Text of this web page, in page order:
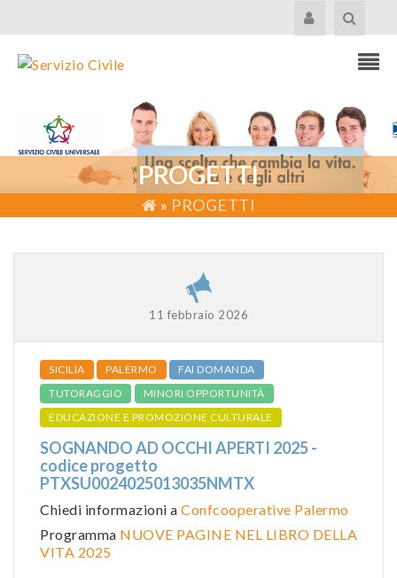
PROGETTI
» PROGETTI
11 febbraio 2026
SICILIA PALERMO
FAI DOMANDA
TUTORAGGIO
MINORI OPPORTUNITÀ
EDUCAZIONE E PROMOZIONE CULTURALE
SOGNANDO AD OCCHI APERTI 2025 -
codice progetto
PTXSU0024025013035NMTX
Chiedi informazioni a Confcooperative Palermo
Programma NUOVE PAGINE NEL LIBRO DELLA
VITA 2025